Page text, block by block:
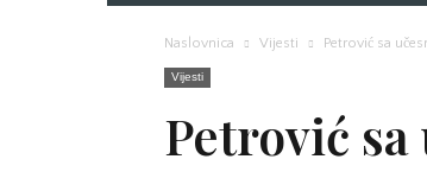
Naslovnica Vijesti Petrović sa
Vijesti
Petrović